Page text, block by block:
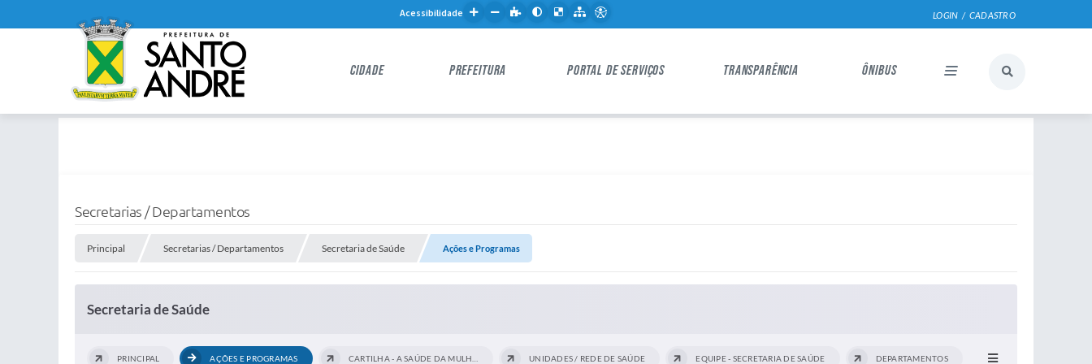
LOGIN / CADASTRO
Acessibilidade
CIDADE PREFEITURA PORTAL DE SERVIÇOS TRANSPARÊNCIA ÔNIBUS
Secretarias / Departamentos
Principal Secretarias / Departamentos Secretaria de Saúde Ações e Programas
Secretaria de Saúde
PRINCIPAL AÇÕES E PROGRAMAS UNIDADES / REDE DE SAÚDE EQUIPE - SECRETARIA DE SAÚDE DEPARTAMENTOS